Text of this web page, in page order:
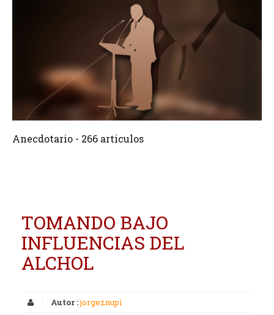
Crear 266 Articulos
Anecdotario - 266 articulos
TOMANDO BAJO
INFLUENCIAS DEL
ALCHOL
Autor :jorgeznupi